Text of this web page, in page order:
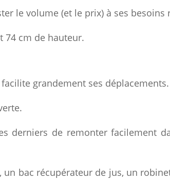
le volume (et le prix) à ses besoins
74 cm de hauteur.
grandement ses déplacements.
derniers de remonter facilement
bac récupérateur de jus, un